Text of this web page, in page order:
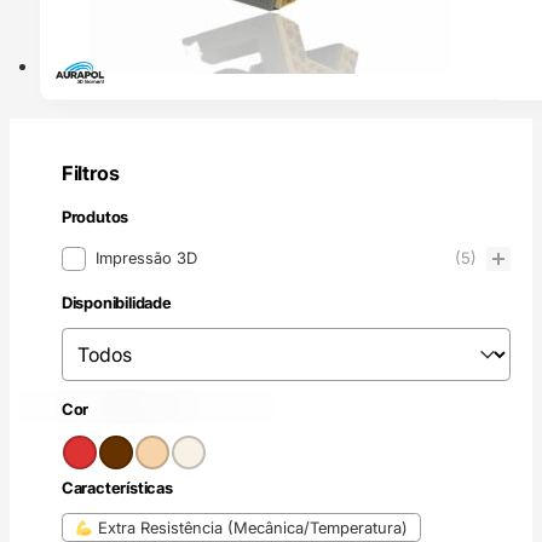
Filtros
Produtos
ProdutosImpressão 3D (5)
Disponibilidade
Disponibilidade
Disponibilidade
Cor
Cor
VermelhoCastanho
Características
Características
Extra Resistência (Mecânica/Temperatura)